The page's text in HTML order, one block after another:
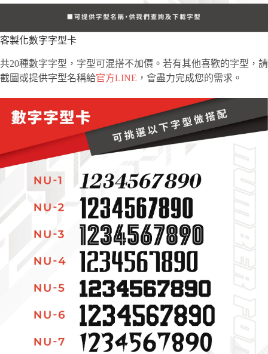
客製化數字字型卡
共20種數字字型，字型可混搭不加價。若有其他喜歡的字型，請
截圖或提供字型名稱給官方LINE ，會盡力完成您的需求。